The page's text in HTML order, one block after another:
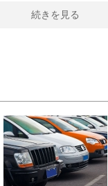
続きを見る